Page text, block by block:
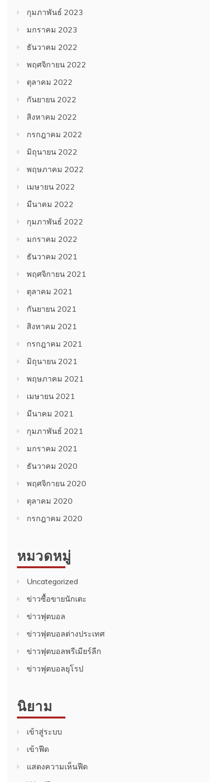
กุมภาพันธ์ 2023
มกราคม 2023
ธันวาคม 2022
พฤศจิกายน 2022
ตุลาคม 2022
กันยายน 2022
สิงหาคม 2022
กรกฎาคม 2022
มิถุนายน 2022
พฤษภาคม 2022
เมษายน 2022
มีนาคม 2022
กุมภาพันธ์ 2022
มกราคม 2022
ธันวาคม 2021
พฤศจิกายน 2021
ตุลาคม 2021
กันยายน 2021
สิงหาคม 2021
กรกฎาคม 2021
มิถุนายน 2021
พฤษภาคม 2021
เมษายน 2021
มีนาคม 2021
กุมภาพันธ์ 2021
มกราคม 2021
ธันวาคม 2020
พฤศจิกายน 2020
ตุลาคม 2020
กรกฎาคม 2020
หมวดหมู่
Uncategorized
ข่าวซื้อขายนักเตะ
ข่าวฟุตบอล
ข่าวฟุตบอลต่างประเทศ
ข่าวฟุตบอลพรีเมียร์ลีก
ข่าวฟุตบอลยุโรป
นิยาม
เข้าสู่ระบบ
เข้าฟีด
แสดงความเห็นฟีด